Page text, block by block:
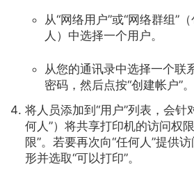
从“网络用户”或“网络群组”
人）中选择一个用户。
从您的通讯录中选择一个联
密码，然后点按“创建帐户”。
将人员添加到“用户”列表，会针
何人”）将共享打印机的访问权
限”。若要再次向“任何人”提供
形并选取“可以打印”。